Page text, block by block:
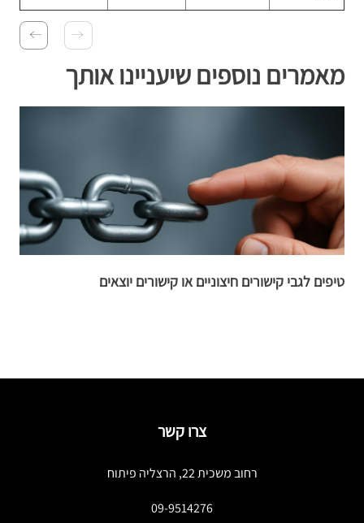
מאמרים נוספים שיעניינו אותך
טיפים לגבי קישורים חיצוניים או קישורים יוצאים
צרו קשר
רחוב משכית 22, הרצליה פיתוח
09-9514276